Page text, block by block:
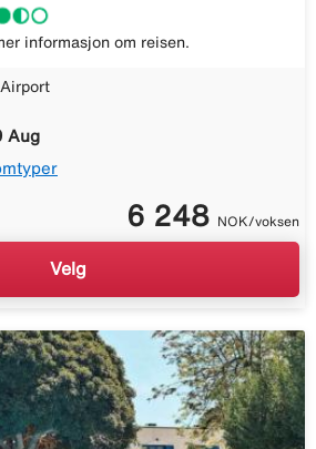
informasjon om reisen.
Aug
6 248 NOK/voksen
Velg